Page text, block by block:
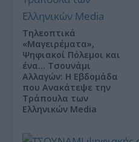
Τηλεοπτικά
«Μαγειρέματα»,
Ψηφιακοί Πόλεμοι και
ένα… Τσουνάμι
Αλλαγών: Η Εβδομάδα
που Ανακάτεψε την
Τράπουλα των
Ελληνικών Media